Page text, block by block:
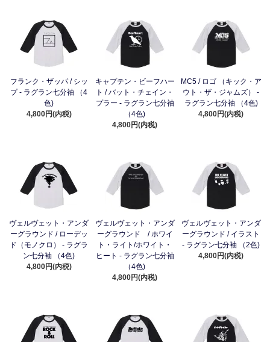
フランク・ザッパ / シッ
プ - ラグラン七分袖 （4
色)
4,800円(内税)
キャプテン・ビーフハー
ト / バット・チェイン・
プラー - ラグラン七分袖
（4色)
4,800円(内税)
MC5 / ロゴ （キック・ア
ウト・ザ・ジャムズ） -
ラグラン七分袖 （4色)
4,800円(内税)
ヴェルヴェット・アンダ
ーグラウンド / ローデッ
ド（モノクロ） - ラグラ
ン七分袖 （4色)
4,800円(内税)
ヴェルヴェット・アンダ
ーグラウンド / ホワイ
ト・ライト/ホワイト・
ヒート - ラグラン七分袖
（4色)
4,800円(内税)
ヴェルヴェット・アンダ
ーグラウンド / イラスト
- ラグラン七分袖 （2色)
4,800円(内税)